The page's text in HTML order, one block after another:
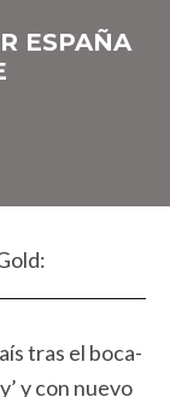
ESPAÑA
tras el boca-
y con nuevo